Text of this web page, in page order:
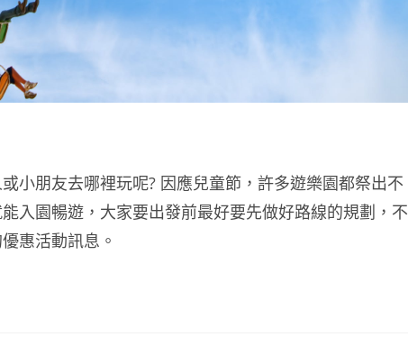
小朋友去哪裡玩呢? 因應兒童節，許多遊樂園都祭出不
入園暢遊，大家要出發前最好要先做好路線的規劃，不
惠活動訊息。